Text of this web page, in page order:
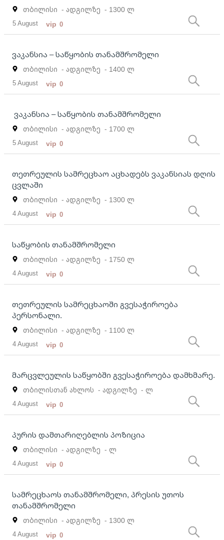
თბილისი - ადგილზე - 1300 ლ
5 August vip 0
ვაკანსია – საწყობის თანამშრომელი
თბილისი - ადგილზე - 1400 ლ
5 August vip 0
ვაკანსია – საწყობის თანამშრომელი
თბილისი - ადგილზე - 1700 ლ
5 August vip 0
თეთრეულის სამრეცხაო აცხადებს ვაკანსიას დღის
ცვლაში
თბილისი - ადგილზე - 1300 ლ
4 August vip 0
საწყობის თანამშრომელი
თბილისი - ადგილზე - 1750 ლ
4 August vip 0
თეთრეულის სამრეცხაოში გვესაჭიროება
პერსონალი.
თბილისი - ადგილზე - 1100 ლ
4 August vip 0
მარცვლეულის საწყობში გვესაჭიროება დამხმარე.
თბილისთან ახლოს - ადგილზე - ლ
4 August vip 0
პურის დამთარიღებლის პოზიცია
თბილისი - ადგილზე - ლ
4 August vip 0
სამრეცხაოს თანამშრომელი, პრესის უთოს
თანამშრომელი
თბილისი - ადგილზე - 1300 ლ
4 August vip 0